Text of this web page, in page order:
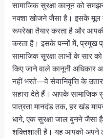
सामाजिक सुरक्षा कानून को
नक्शा खोजने जैसा है। इसके मूल
रूपरेखा तैयार करता है और आपकी
करता है। इसके पन्नों में, प्रमुख
सामाजिक सुरक्षा लाभों के सार
किए जाने वाले कानूनी
नहीं भरते—वे सेवानिवृत्ति के
सहारा देते हैं। आपके सामाजिक
पात्रता मानदंड तक, हर खंड
धागे, एक सुरक्षा जाल बुनने जैसा
शक्तिशाली है। यह आपको अपने